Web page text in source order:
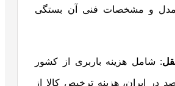
مدل و مشخصات فنی آن بستگی
: شامل هزینه باربری از کشور
در ایران، هزینه ترخیص کالا از